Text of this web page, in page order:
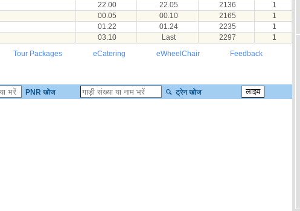
22.00 22.05 2136
1
00.05 00.10 2165
1
01.22 01.24 2235
1
03.10 Last 2297
1
Tour Packages eCatering eWheelChair Feedback
PNR खोज ट्रेन खोज